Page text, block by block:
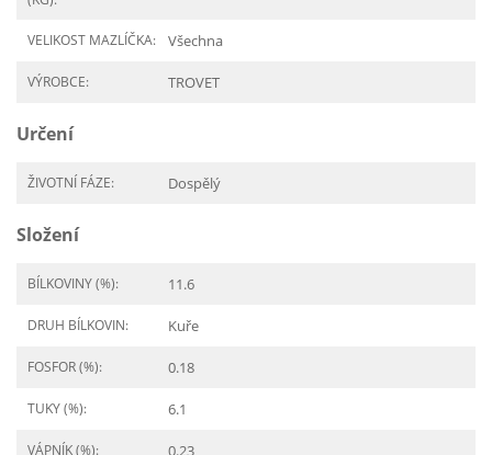
VELIKOST MAZLÍČKA: Všechna
VÝROBCE: TROVET
Určení
ŽIVOTNÍ FÁZE: Dospělý
Složení
BÍLKOVINY (%): 11.6
DRUH BÍLKOVIN: Kuře
FOSFOR (%): 0.18
TUKY (%): 6.1
VÁPNÍK (%): 0.23